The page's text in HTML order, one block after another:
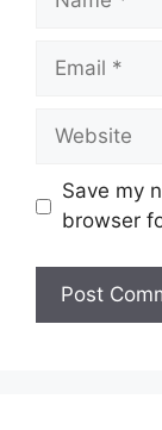
Email
Website
Save my
browser